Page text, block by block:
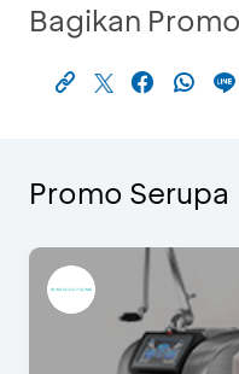
Bagikan
Promo Serupa